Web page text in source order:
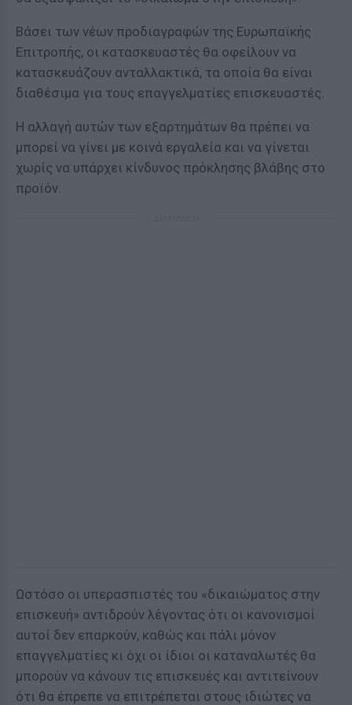
Βάσει των νέων προδιαγραφών της Ευρωπαϊκής
Επιτροπής, οι κατασκευαστές θα οφείλουν να
κατασκευάζουν ανταλλακτικά, τα οποία θα είναι
διαθέσιμα για τους επαγγελματίες επισκευαστές.
Η αλλαγή αυτών των εξαρτημάτων θα πρέπει να
μπορεί να γίνει με κοινά εργαλεία και να γίνεται
χωρίς να υπάρχει κίνδυνος πρόκλησης βλάβης στο
προϊόν.
Ωστόσο οι υπερασπιστές του «δικαιώματος στην
επισκευή» αντιδρούν λέγοντας ότι οι κανονισμοί
αυτοί δεν επαρκούν, καθώς και πάλι μόνον
επαγγελματίες κι όχι οι ίδιοι οι καταναλωτές θα
μπορούν να κάνουν τις επισκευές και αντιτείνουν
ότι θα έπρεπε να επιτρέπεται στους ιδιώτες να